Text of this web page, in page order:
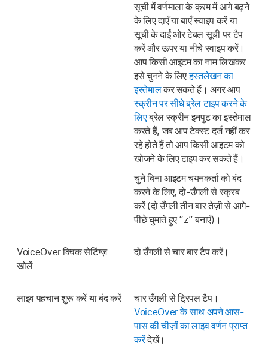
सूची में वर्णमाला के क्रम में आगे बढ़ने
के लिए दाएँ या बाएँ स्वाइप करें या
सूची के दाईं ओर टेबल सूची पर टैप
करें और ऊपर या नीचे स्वाइप करें।
आप किसी आइटम का नाम लिखकर
इसे चुनने के लिएहस्तलेखन का
इस्तेमालकर सकते हैं। अगर आप
स्क्रीन पर सीधे ब्रेल टाइप करने के
लिएब्रेल स्क्रीन इनपुट का इस्तेमाल
करते हैं, जब आप टेक्स्ट दर्ज नहीं कर
रहे होते हैं तो आप किसी आइटम को
खोजने के लिए टाइप कर सकते हैं।
चुने बिना आइटम चयनकर्ता को बंद
करने के लिए, दो-उँगली से स्क्रब
करें (दो उँगली तीन बार तेज़ी से आगे-
पीछे घुमाते हुए “z” बनाएँ)।
VoiceOver क्विक सेटिंग्ज़
खोलें
दो उँगली से चार बार टैप करें।
लाइव पहचान शुरू करें या बंद करें
चार उँगली से ट्रिपल टैप।
VoiceOver के साथ अपने आस-
पास की चीज़ों का लाइव वर्णन प्राप्त
करेंदेखें।